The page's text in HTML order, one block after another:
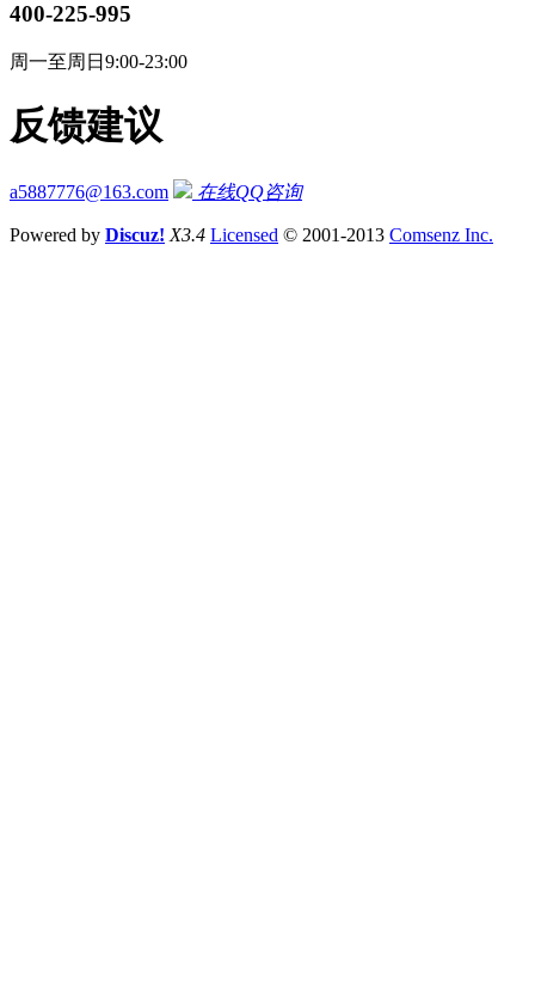
400-225-995
周一至周日9:00-23:00
反馈建议
a5887776@163.com 在线QQ咨询
Powered by Discuz! X3.4 Licensed © 2001-2013 Comsenz Inc.